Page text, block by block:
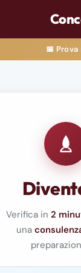
📅
Verifica in 2
una